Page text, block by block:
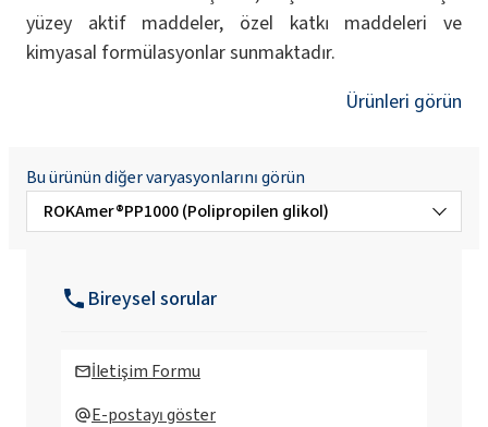
yüzey aktif maddeler, özel katkı maddeleri ve
kimyasal formülasyonlar sunmaktadır.
Ürünleri görün
Bu ürünün diğer varyasyonlarını görün
ROKAmer®PP1000 (Polipropilen glikol)
ROKAmer®PP450 (Polipropilen glikol)
Bireysel sorular
İletişim Formu
E-postayı göster